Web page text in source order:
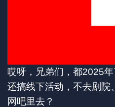
哎呀，兄弟们，都2025
还搞线下活动，不去剧院
网吧里去？